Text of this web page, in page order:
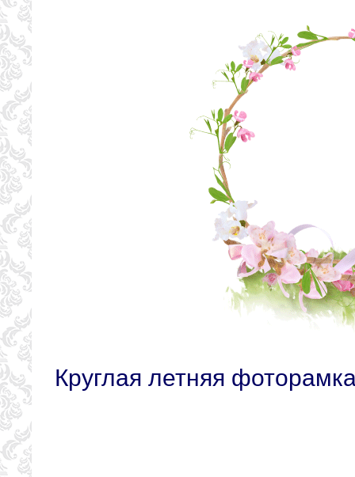
Круглая летняя